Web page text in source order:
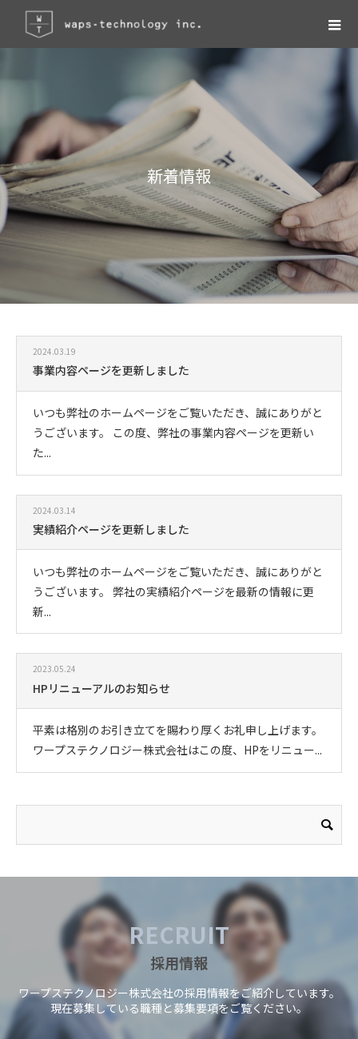
新着情報
2024.03.19
事業内容ページを更新しました
いつも弊社のホームページをご覧いただき、誠にありがと
うございます。 この度、弊社の事業内容ページを更新い
た...
2024.03.14
実績紹介ページを更新しました
いつも弊社のホームページをご覧いただき、誠にありがと
うございます。 弊社の実績紹介ページを最新の情報に更
新...
2023.05.24
HPリニューアルのお知らせ
平素は格別のお引き立てを賜わり厚くお礼申し上げます。
ワープステクノロジー株式会社はこの度、HPをリニュー...
RECRUIT
採用情報
ワープステクノロジー株式会社の採用情報をご紹介しています。
現在募集している職種と募集要項をご覧ください。